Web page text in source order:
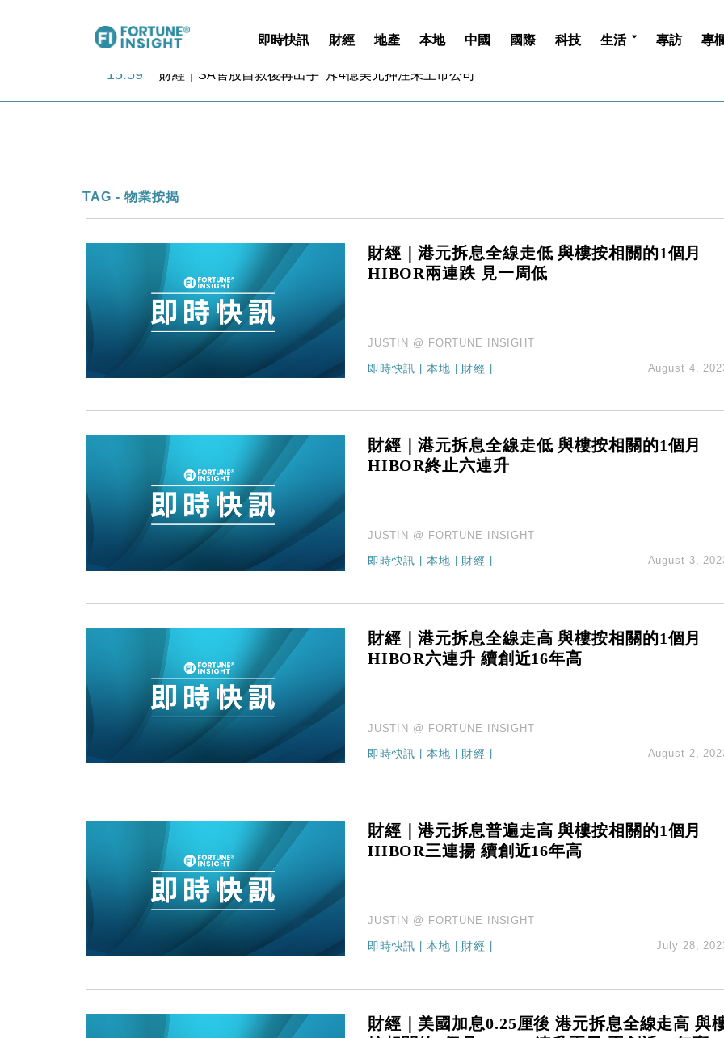
即時快訊 財經 地產 本地 中國 國際 科技 生活 專訪 專
11:30 財經｜精星香港夥菜鳥拓全球智慧倉儲市場 加快海外市場落地
14:50 地產｜大酒店中期轉賺2300萬元 斥21億翻新香港及東京半島
18:15 本地｜新世界K11 9月升級會員制度 增鉑金卡級別鎖定高消費客群
16:33 財經｜滙控重啟最多10億美元回購 派息比率目標維持50%
財經｜SA售股自救後再出手 斥4億美元押注未上市公司
財經｜精星香港夥菜鳥拓全球智慧倉儲市場 加快海外市場落地
地產｜大酒店中期轉賺2300萬元 斥21億翻新香港及東京半島
國際｜特朗普赴洛杉磯高球場活動前 男子攜槍彈被捕
財經｜香港7月PMI回落至51 企業擴張放慢兼縮減人手
財經｜黑石傳再籌逾360億美元 支援Anthropic租用Google晶片
18:15 本地｜新世界K11 9月升級會員制度 增鉑金卡級別鎖定高消費客群
財經｜滙控重啟最多10億美元回購 派息比率目標維持50%
TAG - 物業按揭
財經｜港元拆息全線走低 與樓按相關的1個月
HIBOR兩連跌 見一周低
JUSTIN @ FORTUNE INSIGHT
即時快訊 |本地 財經 August 4,
財經｜港元拆息全線走低 與樓按相關的1個月
HIBOR終止六連升
JUSTIN @ FORTUNE INSIGHT
即時快訊 |本地 財經 August 3,
財經｜港元拆息全線走高 與樓按相關的1個月
HIBOR六連升 續創近16年高
JUSTIN @ FORTUNE INSIGHT
即時快訊 |本地 財經 August 2,
財經｜港元拆息普遍走高 與樓按相關的1個月
HIBOR三連揚 續創近16年高
JUSTIN @ FORTUNE INSIGHT
即時快訊 |本地 財經 July 28,
財經｜美國加息0.25厘後 港元拆息全線走高 與